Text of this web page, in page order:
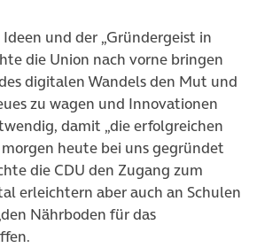
und der „Gründergeist in
die Union nach vorne bringen
digitalen Wandels den Mut und
zu wagen und Innovationen
damit „die erfolgreichen
heute bei uns gegründet
die CDU den Zugang zum
erleichtern aber auch an Schulen
Nährboden für das